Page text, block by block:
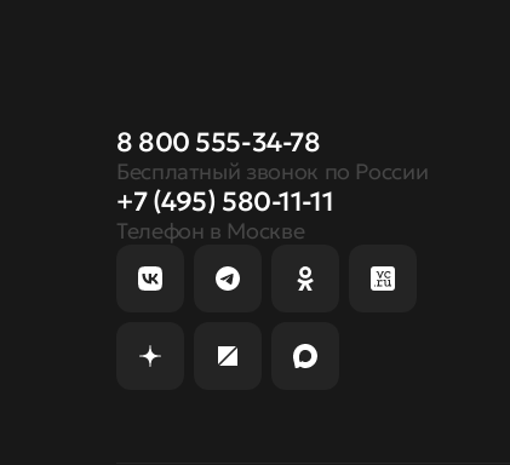
8 800 555-34-78
Бесплатный звонок по России
+7 (495) 580-11-11
Телефон в Москве